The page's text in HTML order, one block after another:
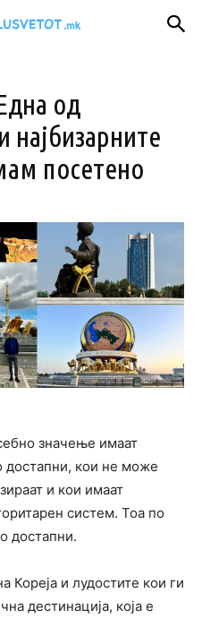
од
најбизарните
посетено
значење имаат
достапни, кои не може
и кои имаат
систем. Тоа по
достапни.
Кореја и лудостите кои ги
дестинација, која е